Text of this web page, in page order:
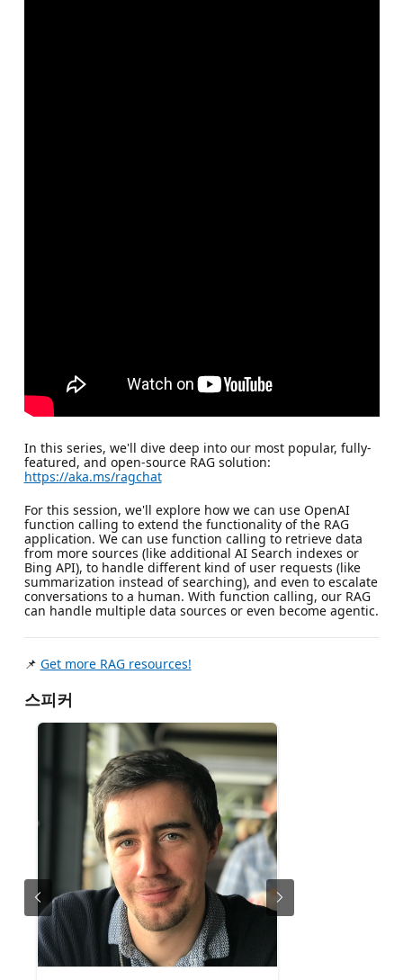
In this series, we'll dive deep into our most popular, fully-
featured, and open-source RAG solution:
https://aka.ms/ragchat
For this session, we'll explore how we can use OpenAI
function calling to extend the functionality of the RAG
application. We can use function calling to retrieve data
from more sources (like additional AI Search indexes or
Bing API), to handle different kind of user requests (like
summarization instead of searching), and even to escalate
conversations to a human. With function calling, our RAG
can handle multiple data sources or even become agentic.
📌 Get more RAG resources!
스피커